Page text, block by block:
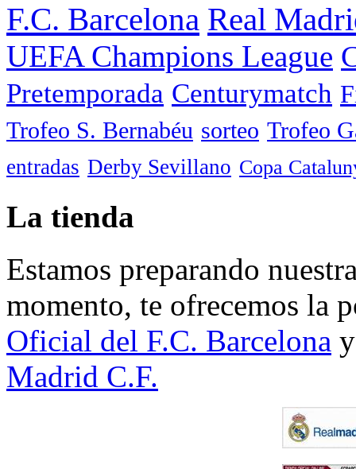
F.C. Barcelona Real
UEFA Champions League
Pretemporada Centurymatch
Trofeo S. Bernabéu sorteo Trofeo
entradas Derby Sevillano Copa
La tienda
Estamos preparando
momento, te ofrecemos la
Oficial del F.C. Barcelona
Madrid C.F.